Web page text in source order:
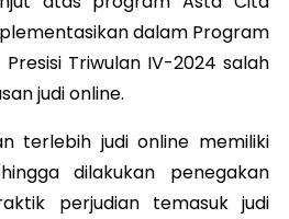
dalam Program
Triwulan IV-2024 salah
judi online.
terlebih judi online memiliki
dilakukan penegakan
perjudian temasuk judi